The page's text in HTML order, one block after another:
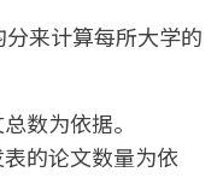
来计算每所大学的
数为依据。
的论文数量为依